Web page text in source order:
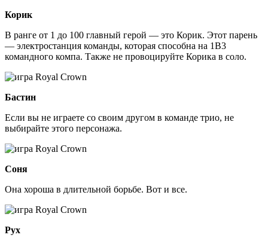
Корик
В ранге от 1 до 100 главный герой — это Корик. Этот парень
— электростанция команды, которая способна на 1В3
командного компа. Также не провоцируйте Корика в соло.
Бастин
Если вы не играете со своим другом в команде трио, не
выбирайте этого персонажа.
Соня
Она хороша в длительной борьбе. Вот и все.
Рух